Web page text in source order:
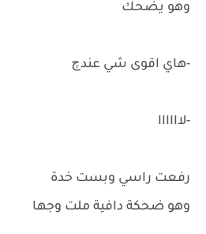
وهو يضحك
-هاي اقوى شي عندچ
-لاااااا
رفعت راسي وبست خدة
وهو ضحكة دافية ملت وجها